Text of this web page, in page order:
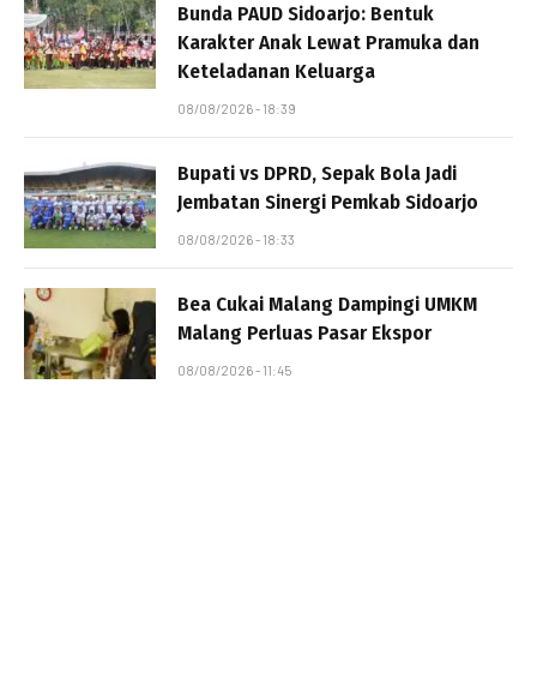
Bunda PAUD Sidoarjo: Bentuk
Karakter Anak Lewat Pramuka dan
Keteladanan Keluarga
08/08/2026 - 18:39
Bupati vs DPRD, Sepak Bola Jadi
Jembatan Sinergi Pemkab Sidoarjo
08/08/2026 - 18:33
Bea Cukai Malang Dampingi UMKM
Malang Perluas Pasar Ekspor
08/08/2026 - 11:45